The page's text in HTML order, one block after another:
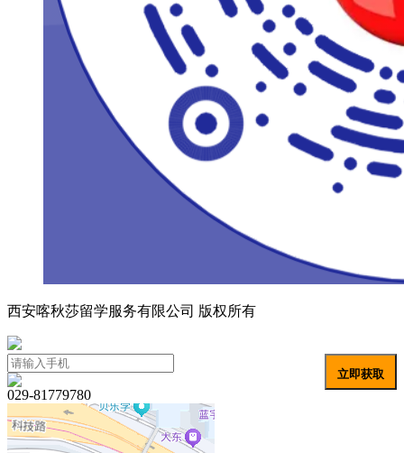
西安喀秋莎留学服务有限公司 版权所有
立即获取
029-81779780